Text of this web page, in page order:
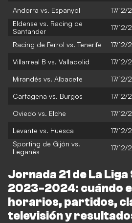
Andorra vs. Espanyol 17/12/
Eldense vs. Racing de
Santander
17/12/
Racing de Ferrol vs. Tenerife 17/12/
Villarreal B vs. Valladolid 17/12/
Mirandés vs. Albacete 17/12/
Cartagena vs. Burgos 17/12/
Oviedo vs. Elche 17/12/
Levante vs. Huesca 17/12/
Sporting de Gijón vs.
Leganés
17/12/
Jornada 21 de La
2023-2024: cuándo
horarios, partidos,
televisión y